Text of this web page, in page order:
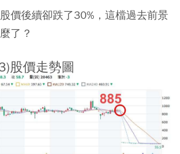
價後續卻跌了30%，這檔過去前景
了 ?
股價走勢圖